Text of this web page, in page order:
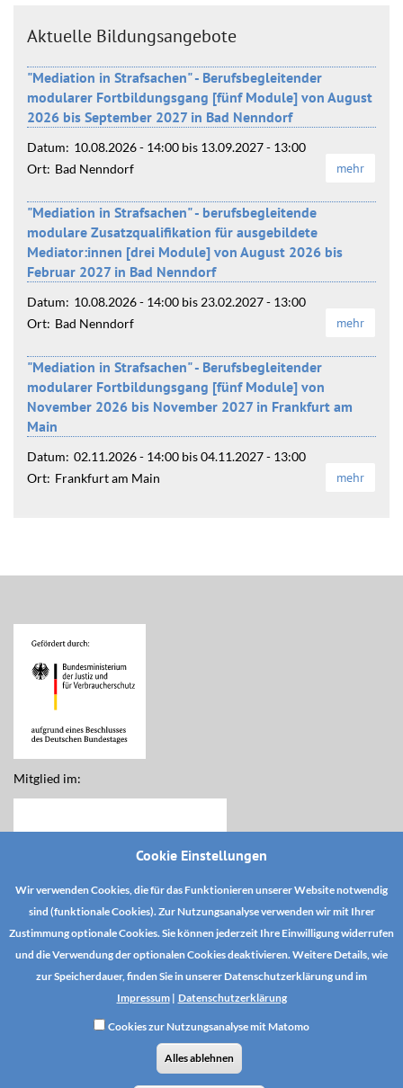
Cookie Einstellungen
Wir verwenden Cookies, die für das Funktionieren unserer Website notwendig
sind (funktionale Cookies). Zur Nutzungsanalyse verwenden wir mit Ihrer
Zustimmung optionale Cookies. Sie können jederzeit Ihre Einwilligung widerrufen
und die Verwendung der optionalen Cookies deaktivieren. Weitere Details, wie
zur Speicherdauer, finden Sie in unserer Datenschutzerklärung und im
Impressum| Datenschutzerklärung
Cookies zur Nutzungsanalyse mit Matomo
Alles ablehnen
Aktuelle Bildungsangebote
"Mediation in Strafsachen" - Berufsbegleitender
modularer Fortbildungsgang [fünf Module] von August
2026 bis September 2027 in Bad Nenndorf
Datum: 10.08.2026 - 14:00 bis 13.09.2027 - 13:00
Ort: Bad Nenndorf mehr
"Mediation in Strafsachen" - berufsbegleitende
modulare Zusatzqualifikation für ausgebildete
Mediator:innen [drei Module] von August 2026 bis
Februar 2027 in Bad Nenndorf
Datum: 10.08.2026 - 14:00 bis 23.02.2027 - 13:00
Ort: Bad Nenndorf mehr
"Mediation in Strafsachen" - Berufsbegleitender
modularer Fortbildungsgang [fünf Module] von
November 2026 bis November 2027 in Frankfurt am
Main
Datum: 02.11.2026 - 14:00 bis04.11.2027 - 13:00
Ort: Frankfurt am Main mehr
Mitglied im:
Datenschutz
AGB
AGB TOA-Magazinabonnement
Zahlungs- und Versandinformationen
Vertrag widerrufen